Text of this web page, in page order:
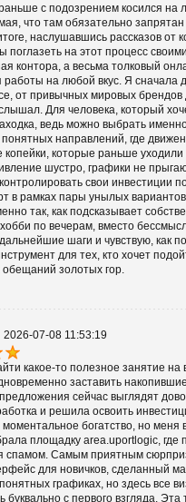
с подозрением косился на
что там обязательно
наслушавшись рассказов от
поглазеть на этот процесс
контора, а весьма толковый
на любой вкус. Я сначала
от привычных мировых
Для человека, который
ведь можно выбрать
направлений, где
копейки, которые раньше
шустро, графики не
свои инвестиции
в рамках пары унылых
так, как подсказывает
по вечерам, вместо
шаги и чувствую, как
для тех, кто хочет
золотых гор.
2026-07-08 11:53:19
какое-то полезное занятие на
заставить
сейчас выглядят
и решила освоить
богатство, но меня
площадку area.uportlogic, где
спамом. Самым приятным
для новичков, сделанный
графиках, но здесь все
буквально с первого взгляда.